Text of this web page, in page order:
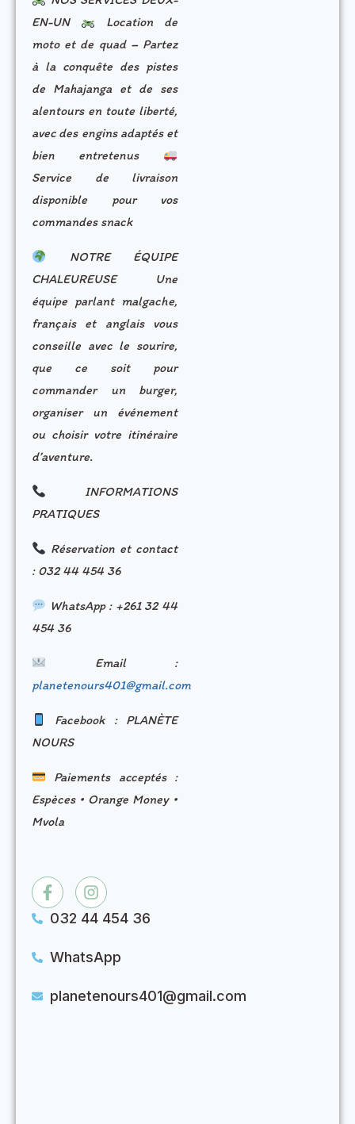
EN-UN
Location de
moto et de quad – Partez
à la conquête des pistes
de Mahajanga et de ses
alentours en toute liberté,
avec des engins adaptés et
bien entretenus
Service de livraison
disponible pour vos
commandes snack
NOTRE ÉQUIPE
CHALEUREUSE Une
équipe parlant malgache,
français et anglais vous
conseille avec le sourire,
que ce soit pour
commander un burger,
organiser un événement
ou choisir votre itinéraire
d’aventure.
INFORMATIONS
PRATIQUES
Réservation et contact
: 032 44 454 36
WhatsApp : +261 32 44
454 36
Email :
planetenours401@gmail.com
Facebook : PLANÈTE
NOURS
Paiements acceptés :
Espèces • Orange Money •
Mvola
032 44 454 36
WhatsApp
planetenours401@gmail.com